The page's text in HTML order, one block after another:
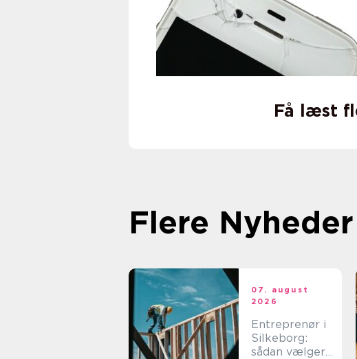
Få læst
Flere Nyheder
07. august
2026
Entreprenør i
Silkeborg:
sådan vælger